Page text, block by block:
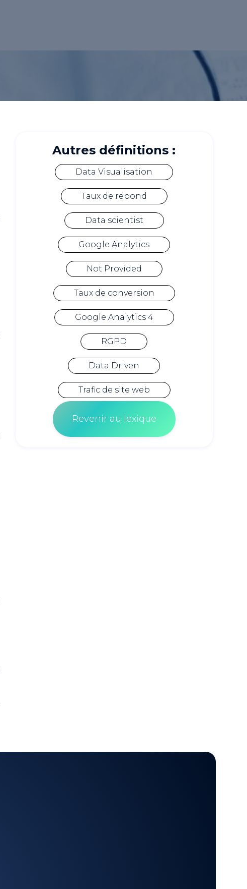
Autres définitions :
Data Visualisation
Taux de rebond
Data scientist
Google Analytics
Not Provided
Taux de conversion
Google Analytics 4
RGPD
Data Driven
Trafic de site web
Revenir au lexique